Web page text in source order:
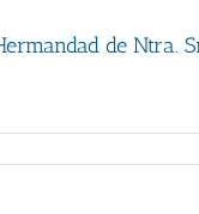
de Ntra.